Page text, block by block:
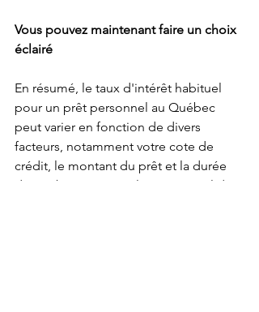
Vous pouvez maintenant faire un choix
éclairé
En résumé, le taux d'intérêt habituel
pour un prêt personnel au Québec
peut varier en fonction de divers
facteurs, notamment votre cote de
crédit, le montant du prêt et la durée
du remboursement. Il est essentiel de